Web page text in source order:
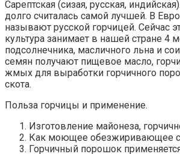
Сарептская (сизая, русская,
долго считалась самой лучшей. В
называют русской горчицей. Сейчас
культура занимает в нашей стране 4
подсолнечника, масличного льна и
семян получают пищевое масло,
жмых для выработки горчичного
скота.
Польза горчицы и применение.
Изготовление майонеза,
Как моющее обезжиривающее
Горчичный порошок